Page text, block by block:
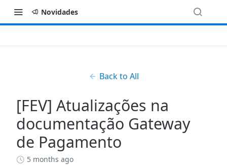
Novidades
Back to All
[FEV] Atualizações na
documentação Gateway
de Pagamento
5 months ago